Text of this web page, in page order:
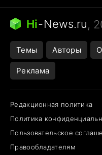
Кошка писает на
Ядовитые пауки
Города в ядерной
Открытие в Google
Hi-News.ru,
Темы Авторы
Реклама
Редакционная политика
Политика
Пользовательское
Правообладателям